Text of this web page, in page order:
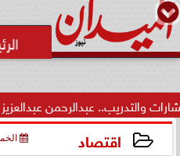
عبدالرحمن عبدالعزيز منقل يتوج...
اقتصاد الخميس،